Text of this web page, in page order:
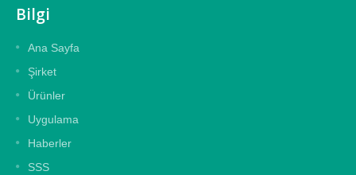
Bilgi
Ana Sayfa
Şirket
Ürünler
Uygulama
Haberler
SSS